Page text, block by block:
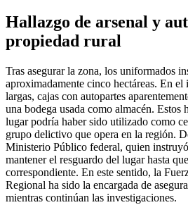
Hallazgo de arsenal y
propiedad rural
Tras asegurar la zona, los uniformados
aproximadamente cinco hectáreas. En
largas, cajas con autopartes
una bodega usada como almacén. Estos
lugar podría haber sido utilizado como
grupo delictivo que opera en la región.
Ministerio Público federal, quien
mantener el resguardo del lugar hasta
correspondiente. En este sentido, la
Regional ha sido la encargada de
mientras continúan las investigaciones.